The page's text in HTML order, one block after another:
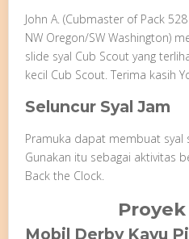
John A. (Cubmaster of Pack
NW Oregon/SW Washington)
slide syal Cub Scout yang
kecil Cub Scout. Terima kasih
Seluncur Syal Jam
Pramuka dapat membuat syal
Gunakan itu sebagai aktivitas
Back the Clock.
Proyek
Mobil Derby Kayu